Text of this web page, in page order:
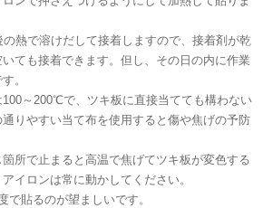
熱で溶けだして接着しますので、接着剤が乾
ても接着できます。但し、その日の内に作業
。
～200℃で、ツキ板に直接当てても構わない
りやすい当て布を使用すると傷や焦げの予防
所で止まると高温で焦げてツキ板が変色する
イロンは常に動かしてください。
貼るのが望ましいです。